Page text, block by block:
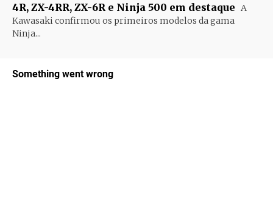
4R, ZX-4RR, ZX-6R e Ninja 500 em destaque A
Kawasaki confirmou os primeiros modelos da gama
Ninja...